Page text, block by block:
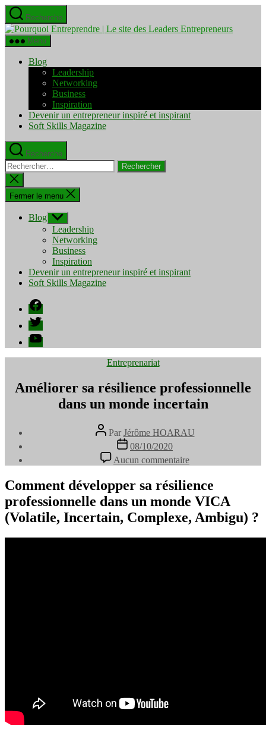
Aller
au
contenu
Recherche
Pourquoi
Menu
Blog
Leadership
Networking
Business
Inspiration
Devenir un entrepreneur inspiré et inspirant
Soft Skills Magazine
Recherche
Rechercher :
Fermer
la
recherche
Fermer le menu
Blog Afficher
le
sous-
menu
Leadership
Networking
Business
Inspiration
Devenir un entrepreneur inspiré et inspirant
Soft Skills Magazine
Facebook
Twitter
YouTube
Catégories
Entreprenariat
Améliorer sa résilience professionnelle
dans un monde incertain
Auteur
de
l’article
Par Jérôme HOARAU
Date
l’article
08/10/2020
Aucun commentaire
Améliorer
résilience
professionnelle
un
Comment développer sa résilience
professionnelle dans un monde VICA
(Volatile, Incertain, Complexe, Ambigu) ?